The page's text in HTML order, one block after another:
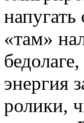
«там»
энергия
ролики,